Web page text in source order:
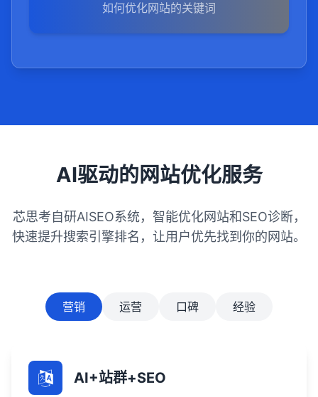
标题、元描述、内容、图片ALT标签等位置自
然融入关键词，避免堆砌。3,内容优化：创作
提升用户体验和搜索引擎友好度。4,内外链建
如何优化网站的关键词
AI驱动的网站优化服务
芯思考自研AISEO系统，智能优化网站和SEO诊断，
快速提升搜索引擎排名，让用户优先找到你的网站。
营销 运营 口碑 经验
AI+站群+SEO